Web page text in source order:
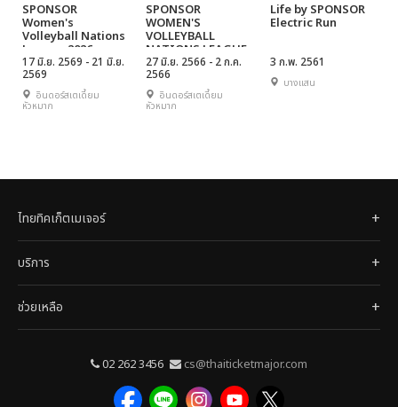
SPONSOR
Women's
Volleyball Nations
League 2026
' Bangkok
presented by
Hatari
17 มิ.ย. 2569 - 21 มิ.ย.
2569
อินดอร์สเตเดี้ยม
หัวหมาก
SPONSOR
WOMEN'S
VOLLEYBALL
NATIONS LEAGUE
2023
27 มิ.ย. 2566 - 2 ก.ค.
2566
อินดอร์สเตเดี้ยม
หัวหมาก
Life by SPONSOR
Electric Run
3 ก.พ. 2561
บางแสน
ไทยทิคเก็ตเมเจอร์
บริการ
ช่วยเหลือ
02 262 3456 cs@thaiticketmajor.com